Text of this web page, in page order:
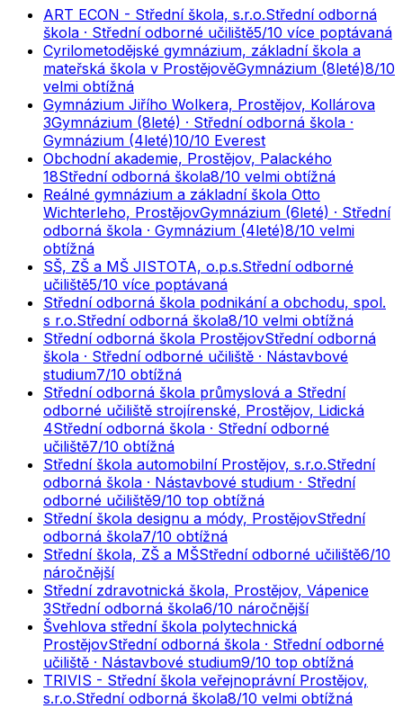
ART ECON - Střední škola, s.r.o.Střední odborná
škola · Střední odborné učiliště5/10 více poptávaná
Cyrilometodějské gymnázium, základní škola a
mateřská škola v ProstějověGymnázium (8leté)8/10
velmi obtížná
Gymnázium Jiřího Wolkera, Prostějov, Kollárova
3Gymnázium (8leté) · Střední odborná škola ·
Gymnázium (4leté)10/10 Everest
Obchodní akademie, Prostějov, Palackého
18Střední odborná škola8/10 velmi obtížná
Reálné gymnázium a základní škola Otto
Wichterleho, ProstějovGymnázium (6leté) · Střední
odborná škola · Gymnázium (4leté)8/10 velmi
obtížná
SŠ, ZŠ a MŠ JISTOTA, o.p.s.Střední odborné
učiliště5/10 více poptávaná
Střední odborná škola podnikání a obchodu, spol.
s r.o.Střední odborná škola8/10 velmi obtížná
Střední odborná škola ProstějovStřední odborná
škola · Střední odborné učiliště · Nástavbové
studium7/10 obtížná
Střední odborná škola průmyslová a Střední
odborné učiliště strojírenské, Prostějov, Lidická
4Střední odborná škola · Střední odborné
učiliště7/10 obtížná
Střední škola automobilní Prostějov, s.r.o.Střední
odborná škola · Nástavbové studium · Střední
odborné učiliště9/10 top obtížná
Střední škola designu a módy, ProstějovStřední
odborná škola7/10 obtížná
Střední škola, ZŠ a MŠStřední odborné učiliště6/10
náročnější
Střední zdravotnická škola, Prostějov, Vápenice
3Střední odborná škola6/10 náročnější
Švehlova střední škola polytechnická
ProstějovStřední odborná škola · Střední odborné
učiliště · Nástavbové studium9/10 top obtížná
TRIVIS - Střední škola veřejnoprávní Prostějov,
s.r.o.Střední odborná škola8/10 velmi obtížná